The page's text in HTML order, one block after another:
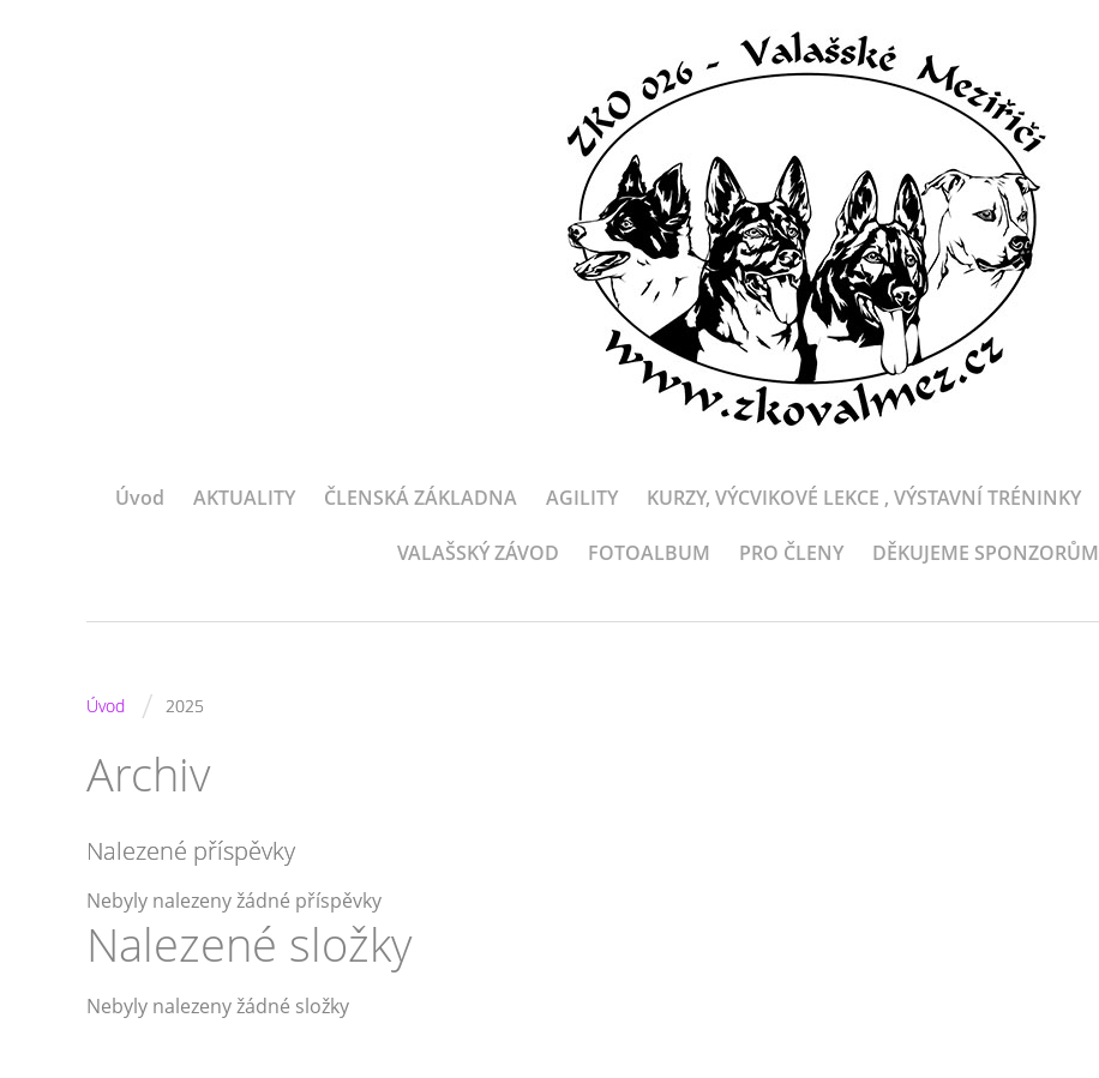
Úvod AKTUALITY ČLENSKÁ ZÁKLADNA AGILITY KURZY, VÝCVIKOVÉ LEKCE , VÝSTAVNÍ TRÉNINKY
VALAŠSKÝ ZÁVOD FOTOALBUM PRO ČLENY DĚKUJEME SPONZORŮM
Úvod / 2025
Archiv
Nalezené příspěvky
Nebyly nalezeny žádné příspěvky
Nalezené složky
Nebyly nalezeny žádné složky